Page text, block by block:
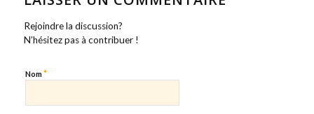
Rejoindre la discussion?
N’hésitez pas à contribuer !
Nom*